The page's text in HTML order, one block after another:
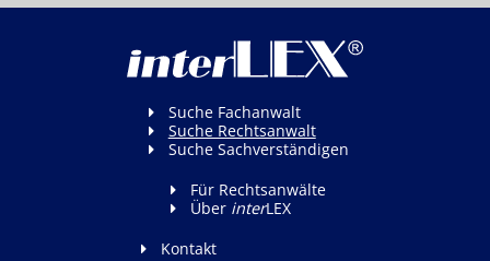
Suche Fachanwalt
Suche Rechtsanwalt
Suche Sachverständigen
Für Rechtsanwälte
Über interLEX
Kontakt